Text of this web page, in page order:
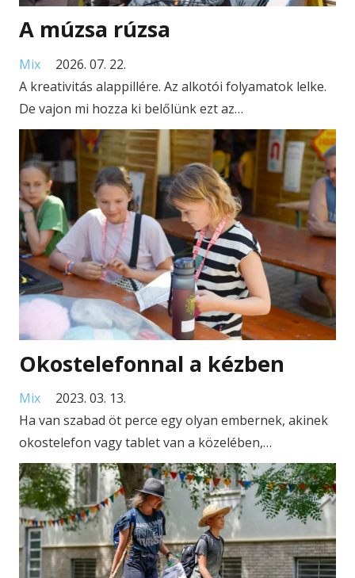
A múzsa rúzsa
Mix
2026. 07. 22.
A kreativitás alappillére. Az alkotói folyamatok lelke.
De vajon mi hozza ki belőlünk ezt az…
Okostelefonnal a kézben
Mix
2023. 03. 13.
Ha van szabad öt perce egy olyan embernek, akinek
okostelefon vagy tablet van a közelében,…